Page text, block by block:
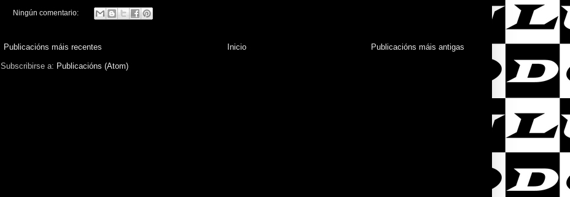
Ningún comentario:
Publicacións máis recentes Publicacións máis antigas
Inicio
Subscribirse a: Publicacións (Atom)